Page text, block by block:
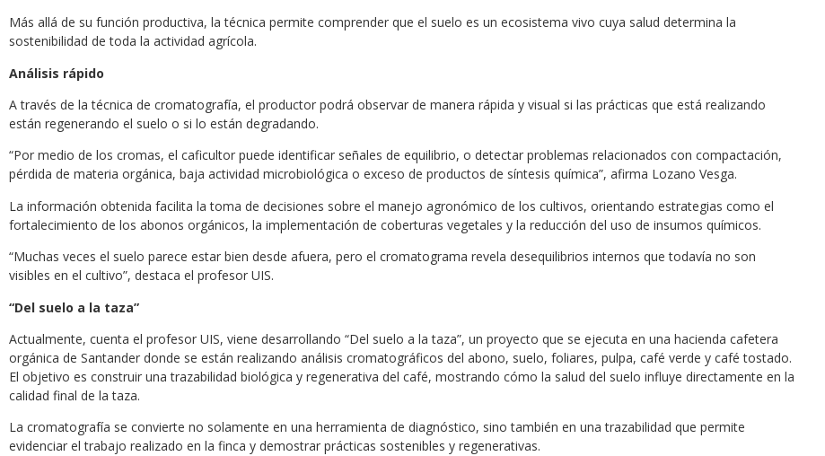
Más allá de su función productiva, la técnica permite comprender que el suelo es un ecosistema vivo cuya salud determina la
sostenibilidad de toda la actividad agrícola.
Análisis rápido
A través de la técnica de cromatografía, el productor podrá observar de manera rápida y visual si las prácticas que está realizando
están regenerando el suelo o si lo están degradando.
“Por medio de los cromas, el caficultor puede identificar señales de equilibrio, o detectar problemas relacionados con compactación,
pérdida de materia orgánica, baja actividad microbiológica o exceso de productos de síntesis química”, afirma Lozano Vesga.
La información obtenida facilita la toma de decisiones sobre el manejo agronómico de los cultivos, orientando estrategias como el
fortalecimiento de los abonos orgánicos, la implementación de coberturas vegetales y la reducción del uso de insumos químicos.
“Muchas veces el suelo parece estar bien desde afuera, pero el cromatograma revela desequilibrios internos que todavía no son
visibles en el cultivo”, destaca el profesor UIS.
“Del suelo a la taza”
Actualmente, cuenta el profesor UIS, viene desarrollando “Del suelo a la taza”, un proyecto que se ejecuta en una hacienda cafetera
orgánica de Santander donde se están realizando análisis cromatográficos del abono, suelo, foliares, pulpa, café verde y café tostado.
El objetivo es construir una trazabilidad biológica y regenerativa del café, mostrando cómo la salud del suelo influye directamente en la
calidad final de la taza.
La cromatografía se convierte no solamente en una herramienta de diagnóstico, sino también en una trazabilidad que permite
evidenciar el trabajo realizado en la finca y demostrar prácticas sostenibles y regenerativas.